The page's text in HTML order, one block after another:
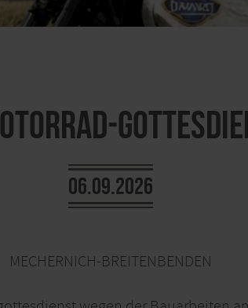
06.09.2026
MECHERNICH-BREITENBENDEN